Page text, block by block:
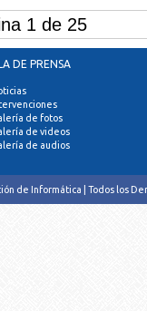
DE PRENSA
de fotos
de videos
de audios
de Informática | Todos los